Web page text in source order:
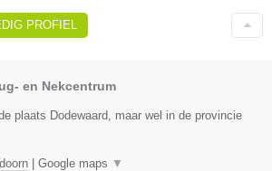
PROFIEL
en Nekcentrum
plaats Dodewaard, maar wel in de provincie
Google maps ▼